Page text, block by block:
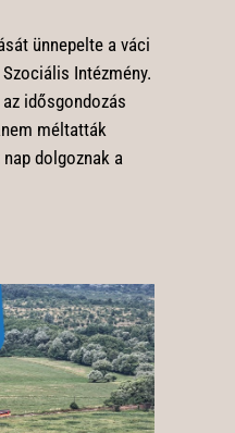
ünnepelte a váci
Intézmény.
idősgondozás
méltatták
dolgoznak a